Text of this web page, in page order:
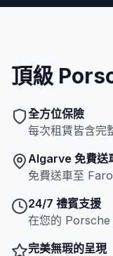
頂級
全方位保險
每次租賃皆含完
Algarve 免費送
免費送車至
24/7 禮賓支援
在您的 Porsche
完美無瑕的呈現